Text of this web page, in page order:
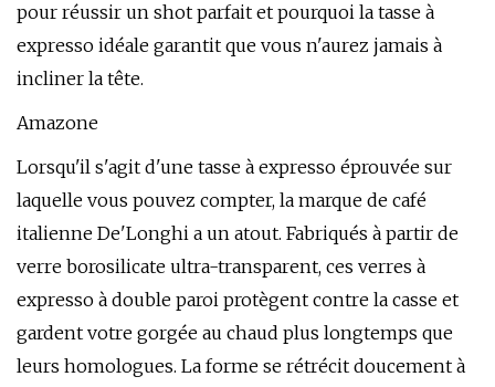
pour réussir un shot parfait et pourquoi la tasse à
expresso idéale garantit que vous n'aurez jamais à
incliner la tête.
Amazone
Lorsqu'il s'agit d'une tasse à expresso éprouvée sur
laquelle vous pouvez compter, la marque de café
italienne De'Longhi a un atout. Fabriqués à partir de
verre borosilicate ultra-transparent, ces verres à
expresso à double paroi protègent contre la casse et
gardent votre gorgée au chaud plus longtemps que
leurs homologues. La forme se rétrécit doucement à